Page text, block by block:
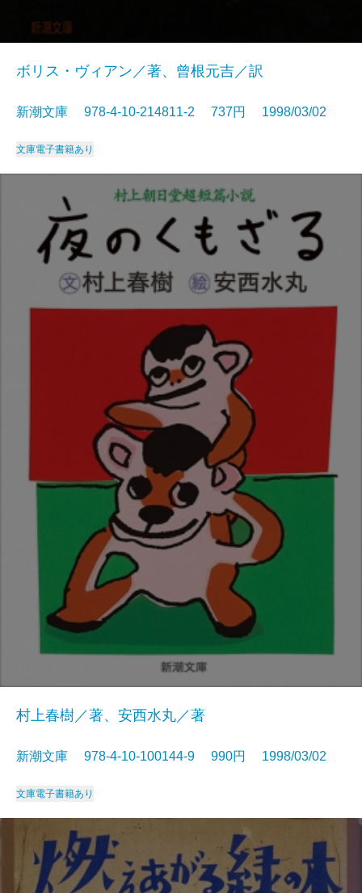
ボリス・ヴィアン／著、曾根元吉／訳
新潮文庫 978-4-10-214811-2 737円 1998/03/02
文庫電子書籍あり
村上春樹／著、安西水丸／著
新潮文庫 978-4-10-100144-9 990円 1998/03/02
文庫電子書籍あり